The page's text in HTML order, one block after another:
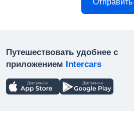
Путешествовать удобнее с
приложением Intercars